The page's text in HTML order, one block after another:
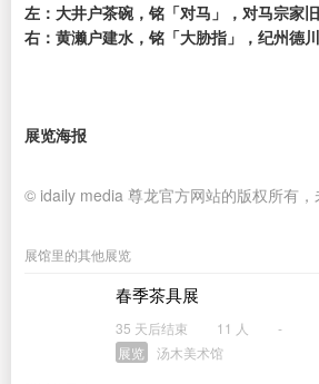
左：大井户茶碗，铭「对马」，对马宗家
右：黄濑户建水，铭「大胁指」，纪州德
展览海报
© idaily media 尊龙官方网站的版权所有，
展馆里的其他展览
春季茶具展
35 天后结束 11 人
-
展览
汤木美术馆